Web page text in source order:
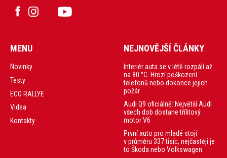
Renault Symbioz,
ale když chcete
MENU
Novinky
Testy
ECO RALLYE
Videa
Kontakty
NEJNOVĚJŠÍ ČLÁNKY
Interiér auta se v létě rozpálí až
na 80 °C. Hrozí poškození
telefonů nebo dokonce jejich
požár
Audi Q9 oficiálně: Největší Audi
všech dob dostane třílitový
motor V6
První auto pro mladé stojí
v průměru 337 tisíc, nejčastěji je
to Škoda nebo Volkswagen